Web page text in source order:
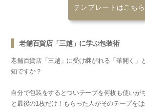
テンプレートはこちら
老舗百貨店「三越」に学ぶ包装術
老舗百貨店「三越」に受け継がれる「華開く」
知ですか？
自分で包装をするとついテープを何枚も使いが
と最後の1枚だけ！もらった人がそのテープを